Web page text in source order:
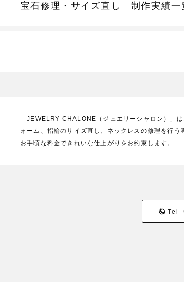
宝石修理・サイズ直し 制作実績一
「JEWELRY CHALONE（ジュエリーシャロン）」
ォーム、指輪のサイズ直し、ネックレスの修理を行う
お手頃な料金できれいな仕上がりをお約束します。
Tel